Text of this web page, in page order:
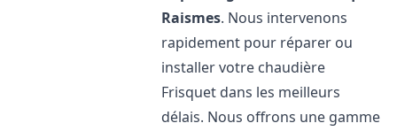
Raismes. Nous intervenons
rapidement pour réparer ou
installer votre chaudière
Frisquet dans les meilleurs
délais. Nous offrons une gamme